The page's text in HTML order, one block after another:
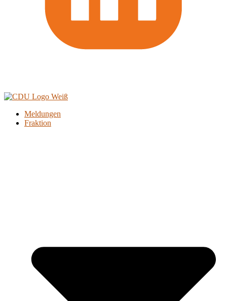
Meldungen
Fraktion